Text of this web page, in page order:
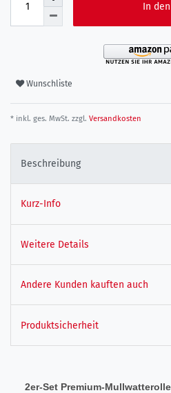
In
Wunschliste
* inkl. ges. MwSt. zzgl. Versandkosten
Beschreibung
Kurz-Info
Weitere Details
Andere Kunden kauften auch
Produktsicherheit
2er-Set Premium-